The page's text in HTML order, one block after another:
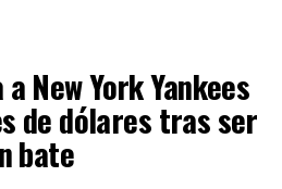
New York Yankees
de dólares tras ser
bate